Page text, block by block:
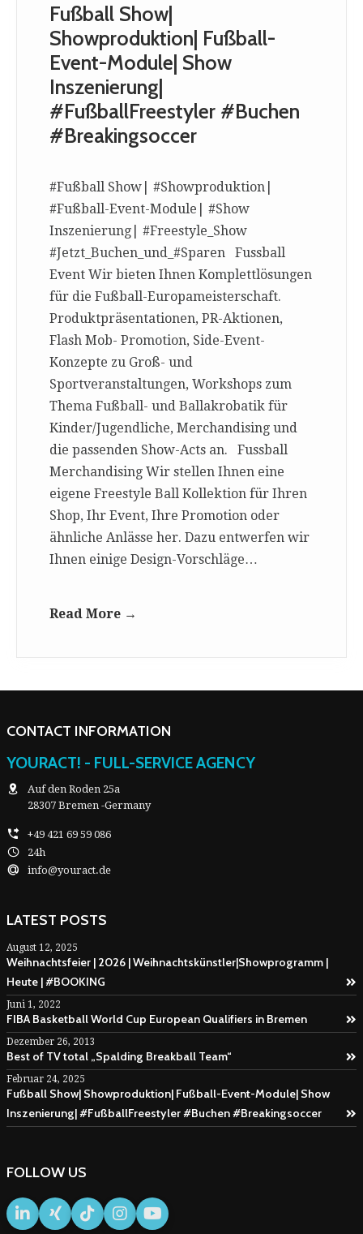
Fußball Show|
Showproduktion| Fußball-
Event-Module| Show
Inszenierung|
#FußballFreestyler #Buchen
#Breakingsoccer
#Fußball Show| #Showproduktion|
#Fußball-Event-Module| #Show
Inszenierung| #Freestyle_Show
#Jetzt_Buchen_und_#Sparen Fussball
Event Wir bieten Ihnen Komplettlösungen
für die Fußball-Europameisterschaft.
Produktpräsentationen, PR-Aktionen,
Flash Mob- Promotion, Side-Event-
Konzepte zu Groß- und
Sportveranstaltungen, Workshops zum
Thema Fußball- und Ballakrobatik für
Kinder/Jugendliche, Merchandising und
die passenden Show-Acts an. Fussball
Merchandising Wir stellen Ihnen eine
eigene Freestyle Ball Kollektion für Ihren
Shop, Ihr Event, Ihre Promotion oder
ähnliche Anlässe her. Dazu entwerfen wir
Ihnen einige Design-Vorschläge…
Read More →
CONTACT INFORMATION
YOURACT! - FULL-SERVICE AGENCY
Auf den Roden 25a
28307 Bremen -Germany
+49 421 69 59 086
24h
info@youract.de
LATEST POSTS
August 12, 2025
Weihnachtsfeier | 2026 | Weihnachtskünstler|Showprogramm |
Heute | #BOOKING
Juni 1, 2022
FIBA Basketball World Cup European Qualifiers in Bremen
Dezember 26, 2013
Best of TV total „Spalding Breakball Team“
Februar 24, 2025
Fußball Show| Showproduktion| Fußball-Event-Module| Show
Inszenierung| #FußballFreestyler #Buchen #Breakingsoccer
FOLLOW US